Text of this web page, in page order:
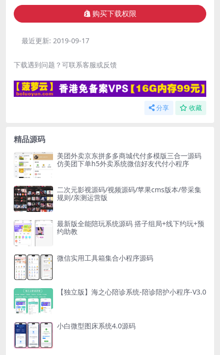
购买下载权限
最近更新: 2019-09-17
下载遇到问题？可联系客服或反馈
分享 收藏
精品源码
美团外卖京东拼多多商城代付多模版三合一源码
仿美团下单h5外卖系统微信好友代付小程序
二次元影视源码/视频源码/苹果cms版本/带采集
规则/亲测运营版
最新版全能陪玩系统源码 搭子组局+线下约玩+预
约助教
微信实用工具箱集合小程序源码
【独立版】海之心陪诊系统-陪诊陪护小程序-V3.0
小白微型图床系统4.0源码